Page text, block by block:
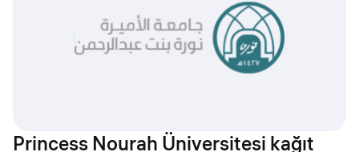
Princess Nourah Üniversitesi kağıt